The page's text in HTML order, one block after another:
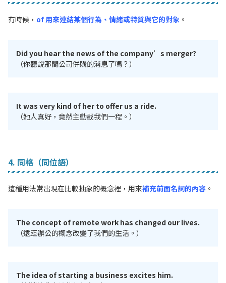
有時候， of 用來連結某個行為、情緒或特質與它的對象 。
Did you hear the news of the company’s merger?
（你聽說那間公司併購的消息了嗎？）
It was very kind of her to offer us a ride.
（她人真好，竟然主動載我們一程。）
4. 同格（同位語）
這種用法常出現在比較抽象的概念裡，用來補充前面名詞的內容 。
The concept of remote work has changed our lives.
（遠距辦公的概念改變了我們的生活。）
The idea of starting a business excites him.